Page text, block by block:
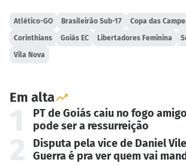
Atlético-GO Brasileirão Sub-17 Copa das
Corinthians Goiás EC Libertadores Feminina
Vila Nova
Em alta
PT de Goiás caiu no fogo
pode ser a ressurreição
Disputa pela vice de Daniel
Guerra é pra ver quem vai